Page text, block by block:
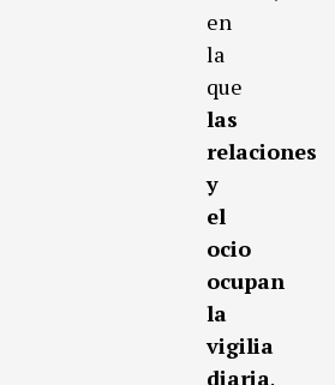
en
la
que
las
relaciones
y
el
ocio
ocupan
la
vigilia
diaria.